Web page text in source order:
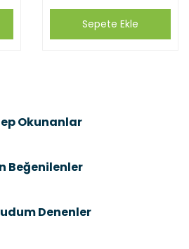
Sepete Ekle
Okunanlar
Beğenilenler
Denenler